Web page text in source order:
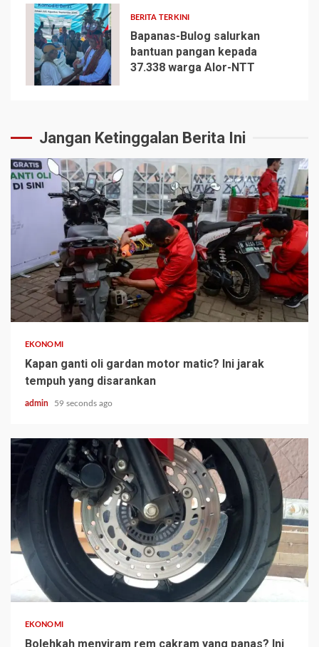
5
BERITA TERKINI
Bapanas-Bulog salurkan
bantuan pangan kepada
37.338 warga Alor-NTT
Jangan Ketinggalan Berita Ini
EKONOMI
Kapan ganti oli gardan motor matic? Ini jarak
tempuh yang disarankan
admin 59 seconds ago
EKONOMI
Bolehkah menyiram rem cakram yang panas? Ini